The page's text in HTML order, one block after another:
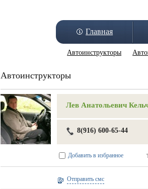
Главная
Автоинструкторы
Автоинструкторы
Лев Анатольевич
8(916) 600-65-44
Добавить в избранное
Отправить смс